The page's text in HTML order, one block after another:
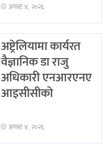
अगस्ट ४, २०२६
अष्ट्रेलियामा कार्यरत
वैज्ञानिक डा राजु
अधिकारी एनआरएनए
आइसीसीको
अगस्ट ४, २०२६